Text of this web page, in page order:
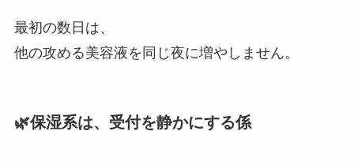
最初の数日は、
他の攻める美容液を同じ夜に増やしません。
🌿保湿系は、受付を静かにする係